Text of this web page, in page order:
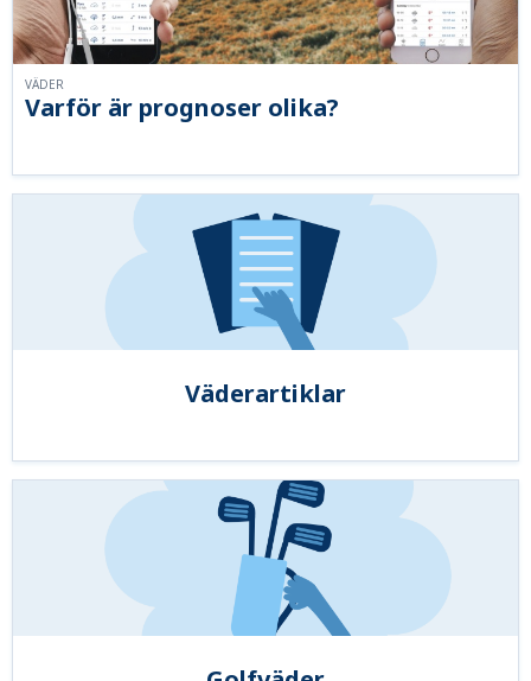
Varför är prognoser olika?
VÄDER
Väderartiklar